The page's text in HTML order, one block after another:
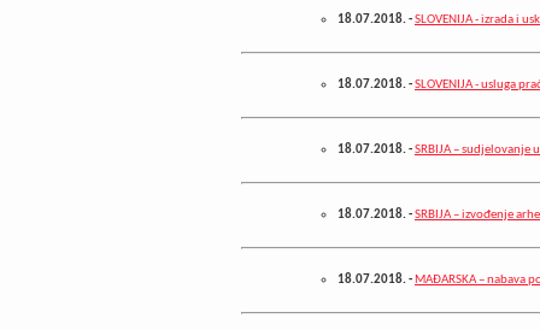
18.07.2018.-SLOVENIJA - izrada i
18.07.2018.-SLOVENIJA - usluga
18.07.2018.-SRBIJA – sudjelovanje
18.07.2018.-SRBIJA – izvođenje
18.07.2018.- MAĐARSKA – nabava